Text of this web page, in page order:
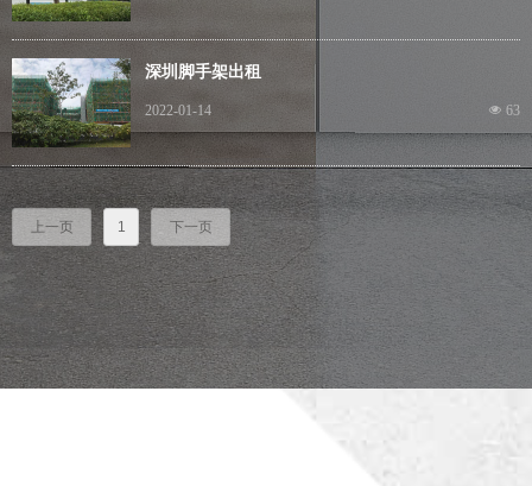
深圳脚手架出租
넶 63
2022-01-14
上一页 1 下一页